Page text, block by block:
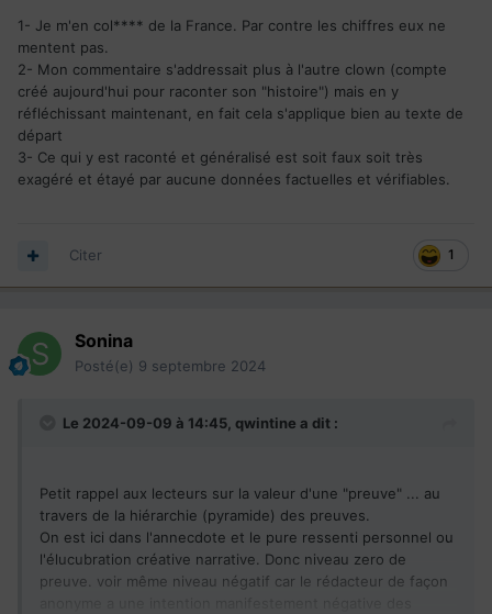
avancer ton pays NoN? C est insupportable!!!!!!!
1- Je m'en col**** de la France. Par contre les chiffres eux ne
mentent pas.
2- Mon commentaire s'addressait plus à l'autre clown (compte
créé aujourd'hui pour raconter son "histoire") mais en y
réfléchissant maintenant, en fait cela s'applique bien au texte de
départ
3- Ce qui y est raconté et généralisé est soit faux soit très
exagéré et étayé par aucune données factuelles et vérifiables.
1
Citer
Sonina
Posté(e) 9 septembre 2024
Le 2024-09-09 à 14:45, qwintine a dit :
Petit rappel aux lecteurs sur la valeur d'une "preuve" ... au
travers de la hiérarchie (pyramide) des preuves.
On est ici dans l'annecdote et le pure ressenti personnel ou
l'élucubration créative narrative. Donc niveau zero de
preuve. voir même niveau négatif car le rédacteur de façon